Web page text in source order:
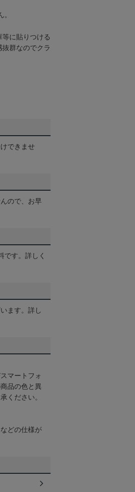
に貼りつける
群なのでクラ
できませ
ので、お早
です。詳しく
ます。詳し
マートフォ
品の色と異
ください。
どの仕様が